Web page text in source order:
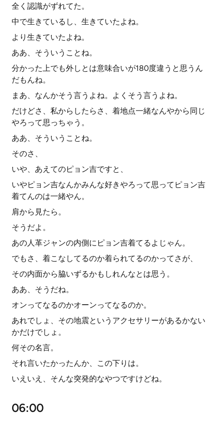
全く認識がずれてた。
中で生きているし、生きていたよね。
より生きていたよね。
ああ、そういうことね。
分かった上でも外しとは意味合いが180度違うと思うん
だもんね。
まあ、なんかそう言うよね。よくそう言うよね。
だけどさ、私からしたらさ、着地点一緒なんやから同じ
やろって思っちゃう。
ああ、そういうことね。
そのさ、
いや、あえてのピョン吉ですと、
いやピョン吉なんかみんな好きやろって思ってピョン吉
着てんのは一緒やん。
肩から見たら。
そうだよ。
あの人革ジャンの内側にピョン吉着てるよじゃん。
でもさ、着こなしてるのか着られてるのかってさが、
その内面から脇いずるかもしれんなとは思う。
ああ、そうだね。
オンってなるのかオーンってなるのか。
あれでしょ、その地震というアクセサリーがあるかない
かだけでしょ。
何その名言。
それ言いたかったんか、この下りは。
いえいえ、そんな突発的なやつですけどね。
06:00